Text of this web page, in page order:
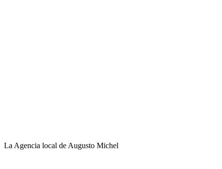
La Agencia local de Augusto Michel